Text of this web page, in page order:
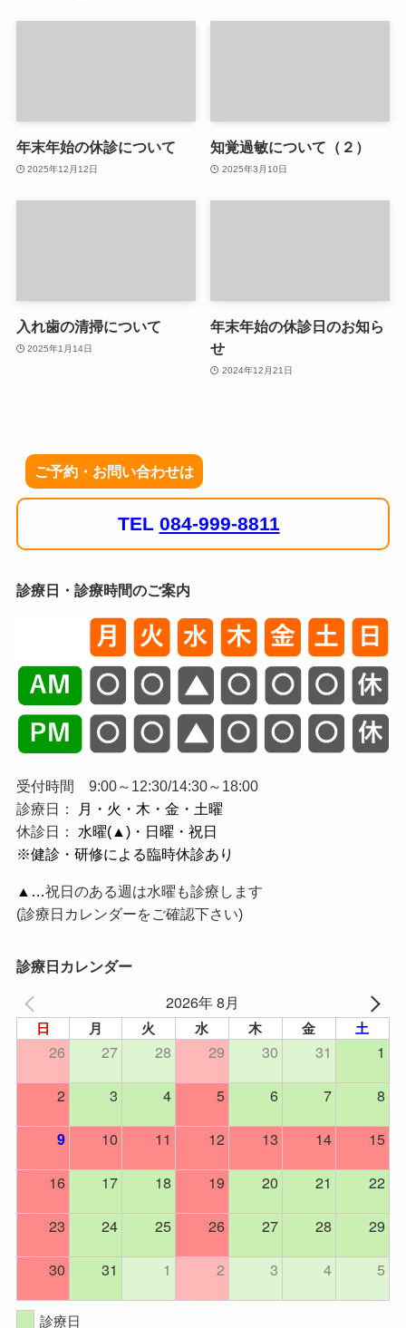
年末年始の休診について
2025年12月12日
知覚過敏について（２）
2025年3月10日
入れ歯の清掃について
2025年1月14日
年末年始の休診日のお知ら
せ
2024年12月21日
ご予約・お問い合わせは
TEL 084-999-8811
診療日・診療時間のご案内
受付時間 9:00～12:30/14:30～18:00
診療日：
月・火・木・金・土曜
休診日： 水曜(▲)・日曜・祝日
※健診・研修による臨時休診あり
▲…祝日のある週は水曜も診療します
(診療日カレンダーをご確認下さい)
診療日カレンダー
2026年 8月
日 月 火 水 木 金 土
26 27 28 29 30 31
1
2
3 4 5 6 7 8
9 10 11 12 13 14
15
16
17 18 19 20 21
22
23
24 25 26 27 28
29
30
31 1 2 3 4 5
診療日